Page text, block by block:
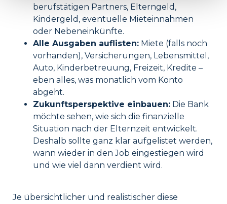
berufstätigen Partners, Elterngeld,
Kindergeld, eventuelle Mieteinnahmen
oder Nebeneinkünfte.
Alle Ausgaben auflisten: Miete (falls noch
vorhanden), Versicherungen, Lebensmittel,
Auto, Kinderbetreuung, Freizeit, Kredite –
eben alles, was monatlich vom Konto
abgeht.
Zukunftsperspektive einbauen: Die Bank
möchte sehen, wie sich die finanzielle
Situation nach der Elternzeit entwickelt.
Deshalb sollte ganz klar aufgelistet werden,
wann wieder in den Job eingestiegen wird
und wie viel dann verdient wird.
Je übersichtlicher und realistischer diese